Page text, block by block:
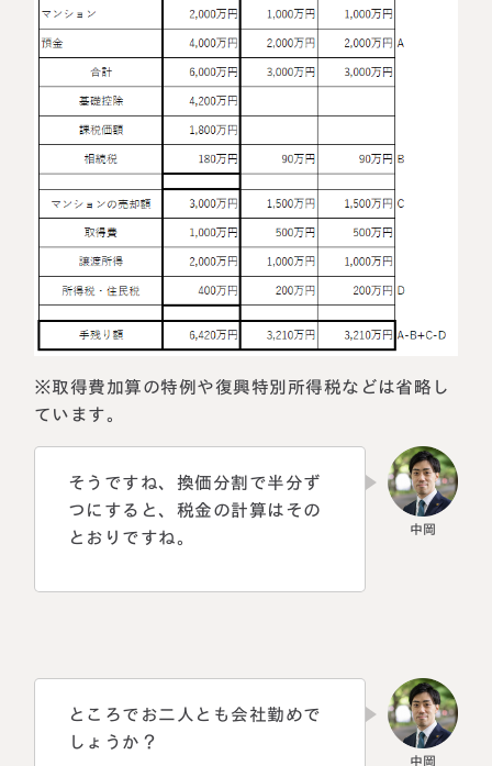
※取得費加算の特例や復興特別所得税などは省略し
ています。
そうですね、換価分割で半分ず
つにすると、税金の計算はその
とおりですね。
ところでお二人とも会社勤めで
しょうか？